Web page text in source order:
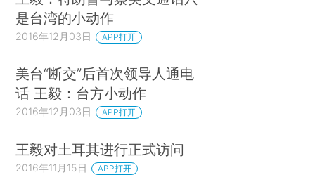
是台湾的小动作
2016年12月03日 APP打开
美台“断交”后首次领导人通电
话 王毅：台方小动作
2016年12月03日 APP打开
王毅对土耳其进行正式访问
2016年11月15日 APP打开